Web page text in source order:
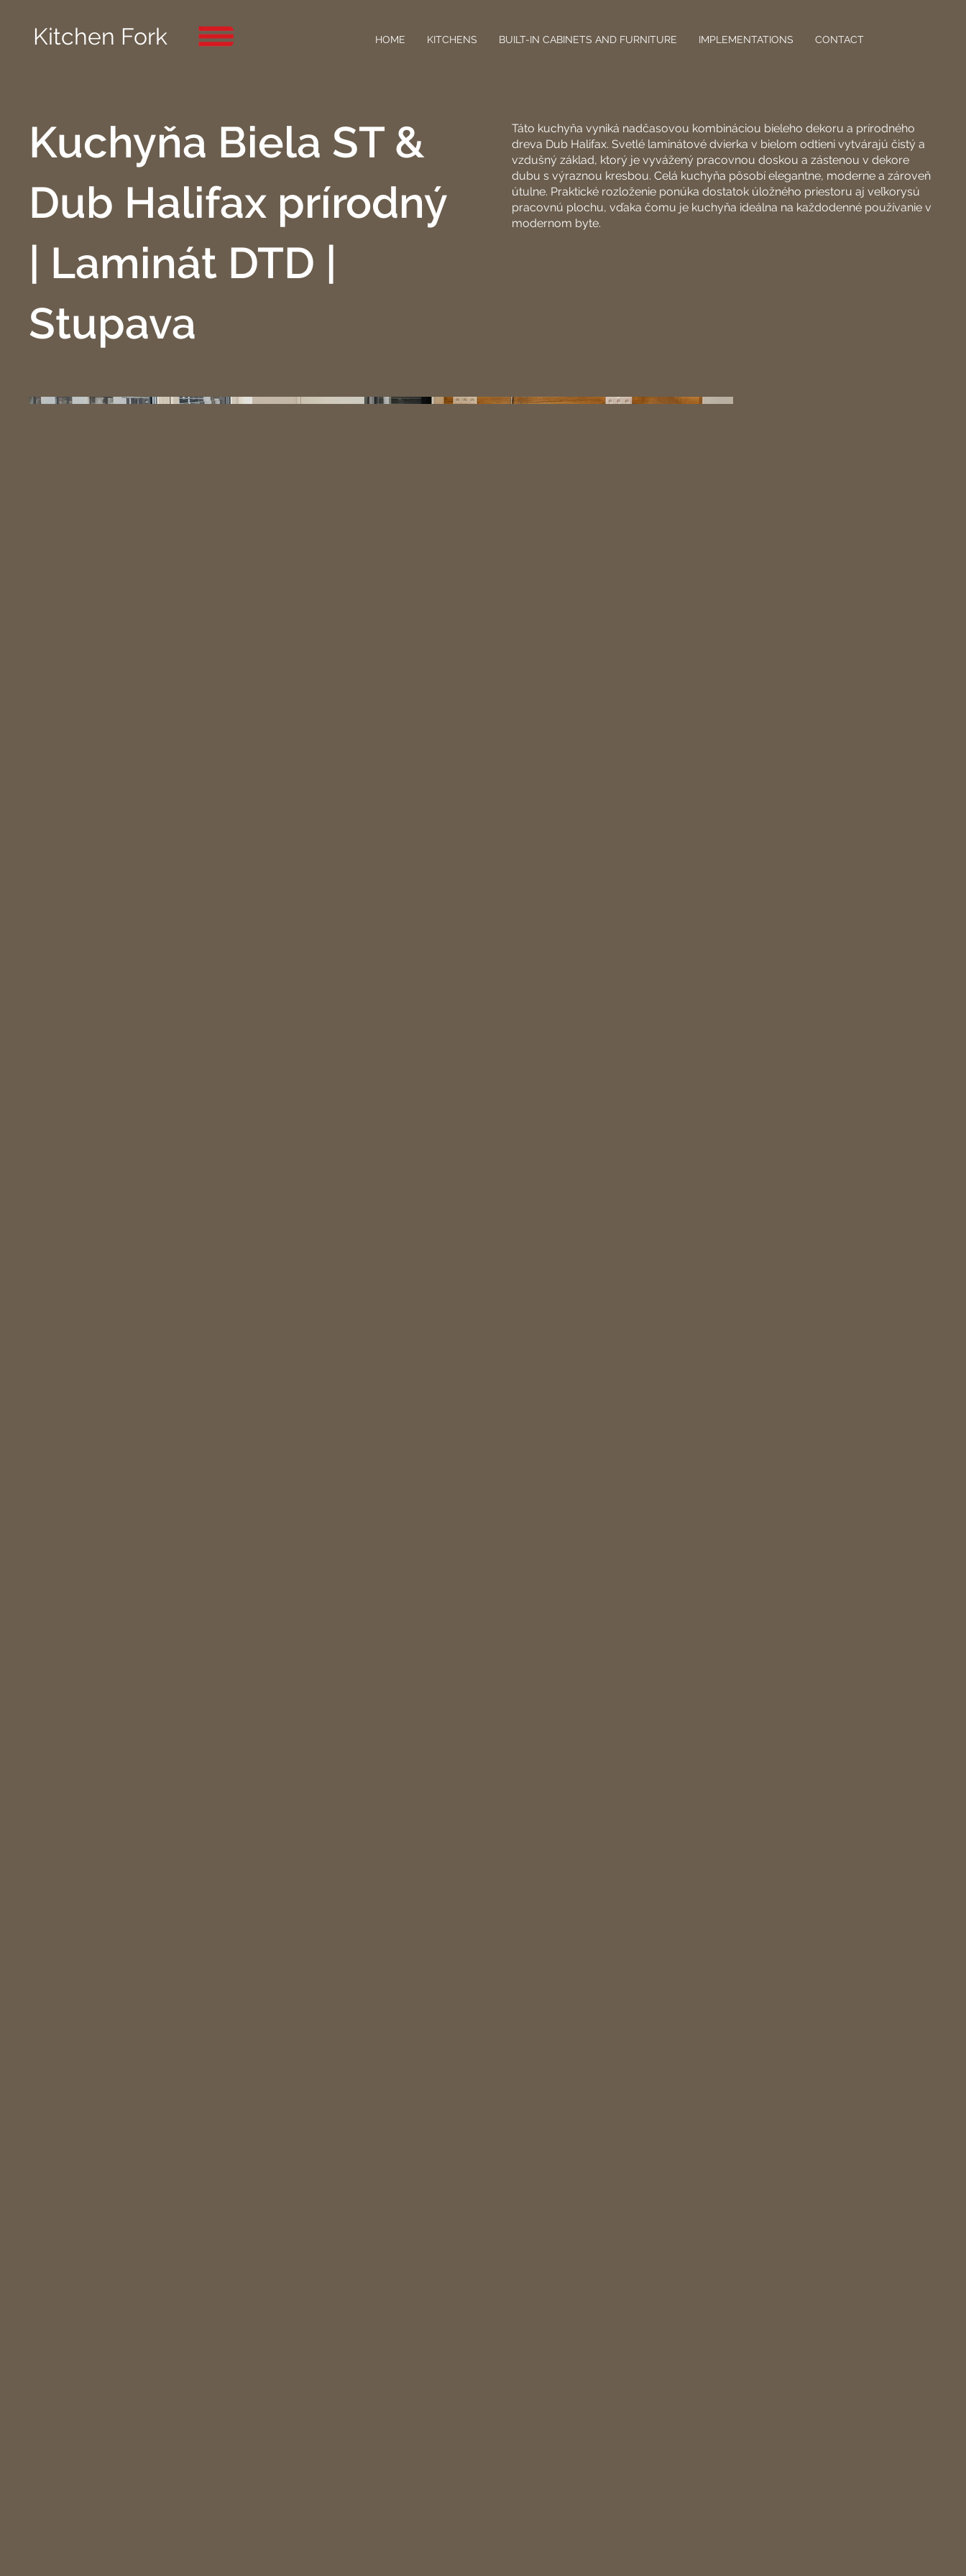
Kitchen Fork HOME KITCHENS BUILT-IN CABINETS AND FURNITURE IMPLEMENTATIONS CONTACT
Kuchyňa Biela ST &
Dub Halifax prírodný
| Laminát DTD |
Stupava
Táto kuchyňa vyniká nadčasovou kombináciou bieleho dekoru a prírodného
dreva Dub Halifax. Svetlé laminátové dvierka v bielom odtieni vytvárajú čistý a
vzdušný základ, ktorý je vyvážený pracovnou doskou a zástenou v dekore
dubu s výraznou kresbou. Celá kuchyňa pôsobí elegantne, moderne a zároveň
útulne. Praktické rozloženie ponúka dostatok úložného priestoru aj veľkorysú
pracovnú plochu, vďaka čomu je kuchyňa ideálna na každodenné používanie v
modernom byte.